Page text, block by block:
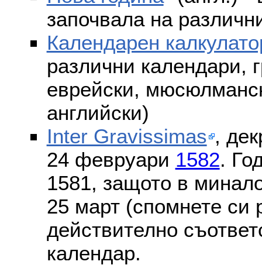
започвала на
Календарен
различни календари,
еврейски,
английски)
Inter Gravissimas ,
24 февруари 1582.
1581, защото в
25 март (спомнете си
действително
календар.